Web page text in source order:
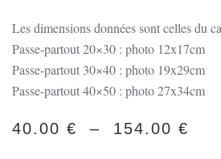
Les dimensions données sont celles du
Passe-partout 20×30 : photo 12x17cm
Passe-partout 30×40 : photo 19x29cm
Passe-partout 40×50 : photo 27x34cm
40.00 € – 154.00 €